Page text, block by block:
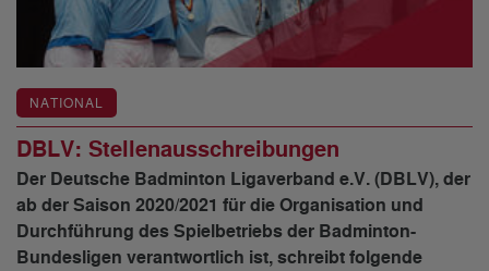
NATIONAL
DBLV: Stellenausschreibungen
Der Deutsche Badminton Ligaverband e.V. (DBLV), der
ab der Saison 2020/2021 für die Organisation und
Durchführung des Spielbetriebs der Badminton-
Bundesligen verantwortlich ist, schreibt folgende